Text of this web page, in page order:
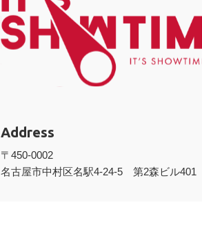
Address
〒450-0002
名古屋市中村区名駅4-24-5 第2森ビル401